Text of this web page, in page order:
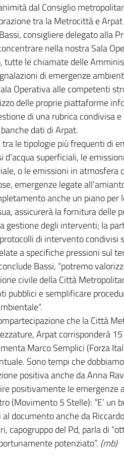
dal Consiglio
tra la Metrocittà e
consigliere delegato alla
nella nostra Sala
tutte le chiamate delle
di emergenze
Operativa alle competenti
delle proprie piattaforme
di una rubrica condivisa
dati di Arpat.
tra le tipologie più frequenti di
d’acqua superficiali, le
o le emissioni in
emergenze legate
anche un piano
assicurerà la fornitura delle
gestione degli interventi; la
di intervento
a specifiche pressioni sul
Bassi, “potremo
civile della Città
pubblici e semplificare
che la Città
Arpat corrisponderà 15
Marco Semplici (Forza
Sono tempi che
positiva anche da Anna
positivamente le emergenze
(Movimento 5 Stelle): “E’ un
documento anche da
capogruppo del Pd, parla di
potenziato”. (mb)